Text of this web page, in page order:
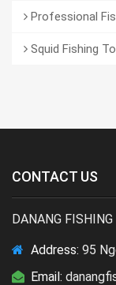
Professional
Squid Fishing
CONTACT US
DANANG FISHING
Address: 95
Email: